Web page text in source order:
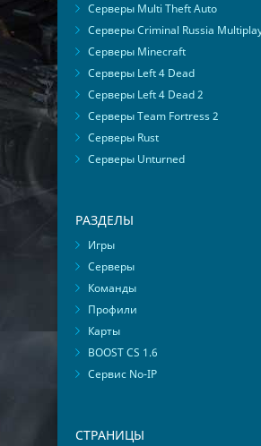
Серверы Multi Theft Auto
Серверы Criminal Russia
Серверы Minecraft
Серверы Left 4 Dead
Серверы Left 4 Dead 2
Серверы Team Fortress 2
Серверы Rust
Серверы Unturned
РАЗДЕЛЫ
Игры
Серверы
Команды
Профили
Карты
BOOST CS 1.6
Сервис No-IP
СТРАНИЦЫ